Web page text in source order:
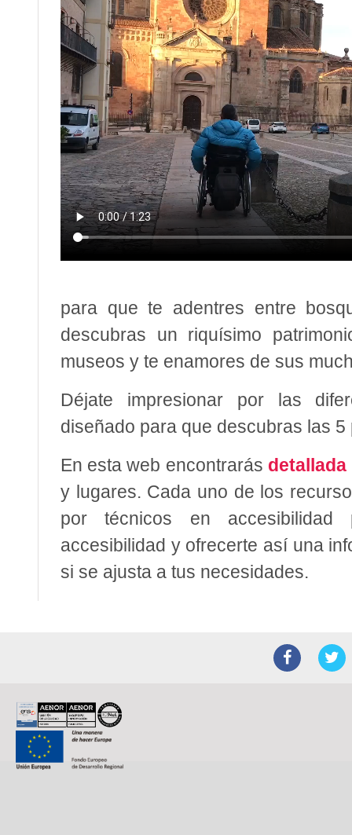
para que te adentres entre
descubras un riquísimo
museos y te enamores de sus
Déjate impresionar por las
diseñado para que descubras las 5
En esta web encontrarás
y lugares. Cada uno de los
por técnicos en
accesibilidad y ofrecerte así una
si se ajusta a tus necesidades.